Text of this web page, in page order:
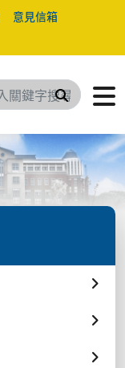
意見信箱
搜尋